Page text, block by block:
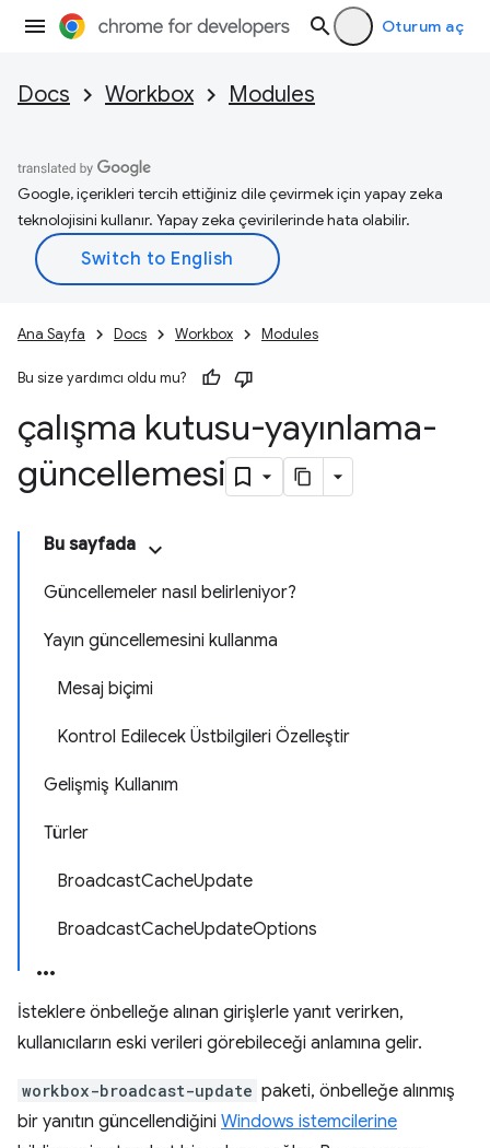
Oturum aç
Docs Workbox Modules
Google, içerikleri tercih ettiğiniz dile çevirmek için yapay zeka
teknolojisini kullanır. Yapay zeka çevirilerinde hata olabilir.
Ana Sayfa Docs Workbox Modules
Bu size yardımcı oldu mu?
çalışma kutusu-yayınlama-
güncellemesi
Bu sayfada
Güncellemeler nasıl belirleniyor?
Yayın güncellemesini kullanma
Mesaj biçimi
Kontrol Edilecek Üstbilgileri Özelleştir
Gelişmiş Kullanım
Türler
BroadcastCacheUpdate
BroadcastCacheUpdateOptions
İsteklere önbelleğe alınan girişlerle yanıt verirken,
kullanıcıların eski verileri görebileceği anlamına gelir.
workbox-broadcast-update paketi, önbelleğe alınmış
bir yanıtın güncellendiğini Windows istemcilerine